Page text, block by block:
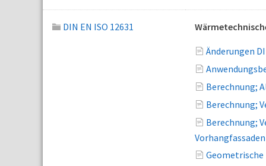
DIN EN ISO 12631
Änderungen
Berechnung;
Berechnung;
Berechnung;
Vorhangfassaden
Geometrische